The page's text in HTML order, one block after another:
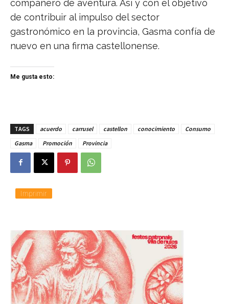
compañero de aventura. Así y con el objetivo
de contribuir al impulso del sector
gastronómico en la provincia, Gasma confía de
nuevo en una firma castellonense.
Me gusta esto:
TAGS acuerdo carrusel castellon conocimiento
Consumo
Gasma
Promoción Provincia
Imprimir